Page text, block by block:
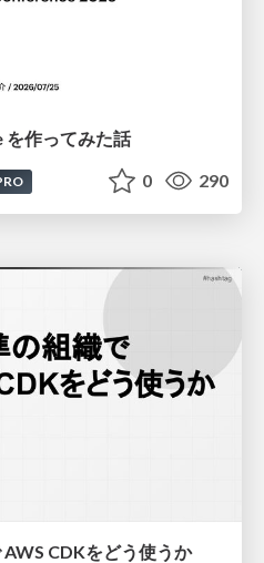
を作ってみた話
0 290
CDKをどう使うか